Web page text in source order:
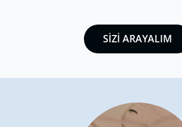
SİZİ ARAYALIM